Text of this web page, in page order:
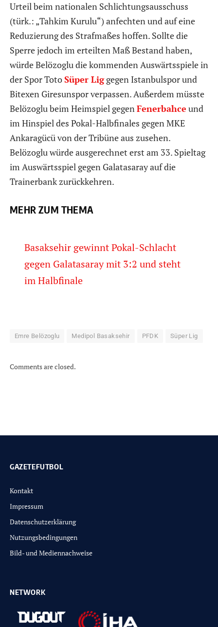
Urteil beim nationalen Schlichtungsausschuss
(türk.: „Tahkim Kurulu“) anfechten und auf eine
Reduzierung des Strafmaßes hoffen. Sollte die
Sperre jedoch im erteilten Maß Bestand haben,
würde Belözoglu die kommenden Auswärtsspiele in
der Spor TotoSüper Liggegen Istanbulspor und
Bitexen Giresunspor verpassen. Außerdem müsste
Belözoglu beim Heimspiel gegenFenerbahce und
im Hinspiel des Pokal-Halbfinales gegen MKE
Ankaragücü von der Tribüne aus zusehen.
Belözoglu würde ausgerechnet erst am 33. Spieltag
im Auswärtsspiel gegen Galatasaray auf die
Trainerbank zurückkehren.
MEHR ZUM THEMA
Basaksehir gewinnt Pokal-Schlacht
gegen Galatasaray mit 3:2 und steht
im Halbfinale
Emre Belözoglu Medipol Basaksehir PFDK Süper Lig
Comments are closed.
GAZETEFUTBOL
Kontakt
Impressum
Datenschutzerklärung
Nutzungsbedingungen
Bild- und Mediennachweise
NETWORK